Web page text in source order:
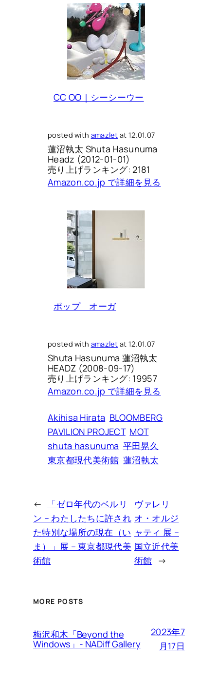
CC OO｜シーシーウー
posted with amazlet at 12.01.07
蓮沼執太 Shuta Hasunuma
Headz (2012-01-01)
売り上げランキング: 2181
Amazon.co.jp で詳細を見る
ポップ オーガ
posted with amazlet at 12.01.07
Shuta Hasunuma 蓮沼執太
HEADZ (2008-09-17)
売り上げランキング: 19957
Amazon.co.jp で詳細を見る
Akihisa Hirata BLOOMBERG
PAVILION PROJECT MOT
shuta hasunuma 平田晃久
東京都現代美術館 蓮沼執太
←
「ゼロ年代のベルリ
ン – わたしたちに許され
た特別な場所の現在（い
ま）」展 – 東京都現代美
術館
ヴァレリ
オ・オルジ
ャティ 展 –
国立近代美
術館 →
MORE POSTS
梅沢和木「Beyond the
Windows」- NADiff Gallery
2023年7
月17日